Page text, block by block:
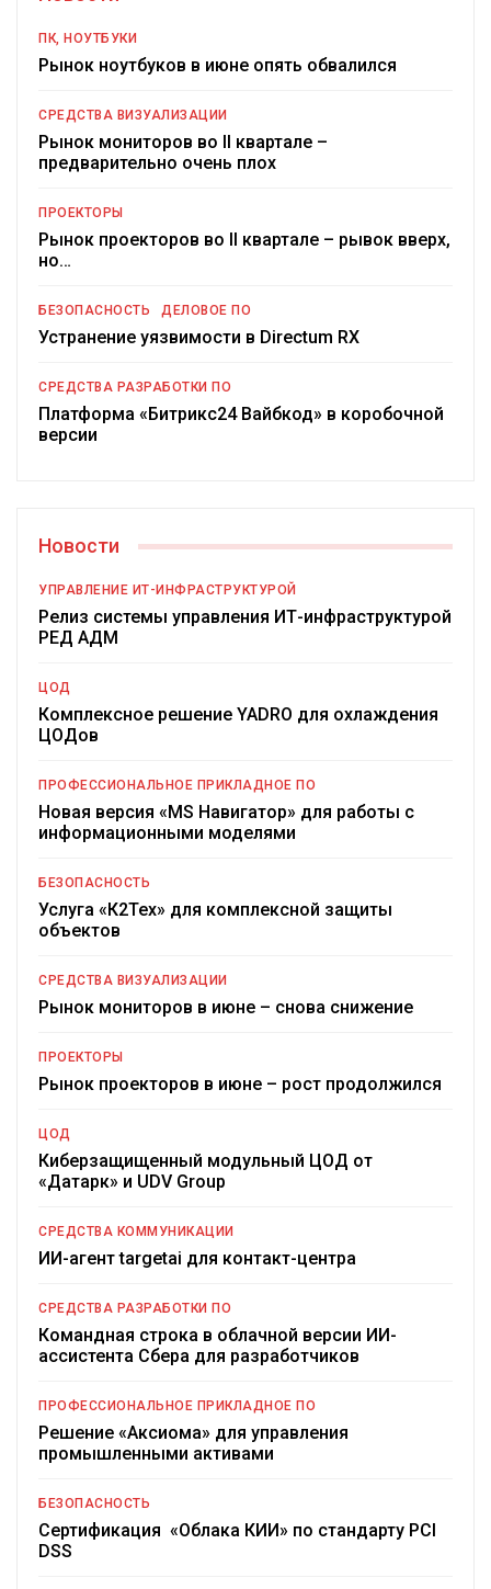
ПК, НОУТБУКИ
Рынок ноутбуков в июне опять обвалился
СРЕДСТВА ВИЗУАЛИЗАЦИИ
Рынок мониторов во II квартале –
предварительно очень плох
ПРОЕКТОРЫ
Рынок проекторов во II квартале – рывок вверх,
но…
БЕЗОПАСНОСТЬ ДЕЛОВОЕ ПО
Устранение уязвимости в Directum RX
СРЕДСТВА РАЗРАБОТКИ ПО
Платформа «Битрикс24 Вайбкод» в коробочной
версии
Новости
УПРАВЛЕНИЕ ИТ-ИНФРАСТРУКТУРОЙ
Релиз системы управления ИТ-инфраструктурой
РЕД АДМ
ЦОД
Комплексное решение YADRO для охлаждения
ЦОДов
ПРОФЕССИОНАЛЬНОЕ ПРИКЛАДНОЕ ПО
Новая версия «MS Навигатор» для работы с
информационными моделями
БЕЗОПАСНОСТЬ
Услуга «К2Тех» для комплексной защиты
объектов
СРЕДСТВА ВИЗУАЛИЗАЦИИ
Рынок мониторов в июне – снова снижение
ПРОЕКТОРЫ
Рынок проекторов в июне – рост продолжился
ЦОД
Киберзащищенный модульный ЦОД от
«Датарк» и UDV Group
СРЕДСТВА КОММУНИКАЦИИ
ИИ-агент targetai для контакт-центра
СРЕДСТВА РАЗРАБОТКИ ПО
Командная строка в облачной версии ИИ-
ассистента Сбера для разработчиков
ПРОФЕССИОНАЛЬНОЕ ПРИКЛАДНОЕ ПО
Решение «Аксиома» для управления
промышленными активами
БЕЗОПАСНОСТЬ
Сертификация «Облака КИИ» по стандарту PCI
DSS